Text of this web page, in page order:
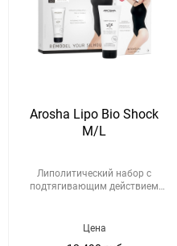
Arosha Lipo Bio Shock
M/L
Липолитический набор с
подтягивающим действием
Цена